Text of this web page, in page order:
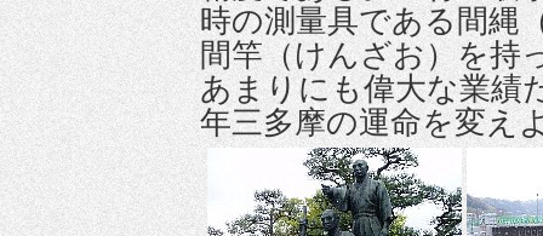
時の測量具である間縄
間竿（けんざお）を持
あまりにも偉大な業績
年三多摩の運命を変え